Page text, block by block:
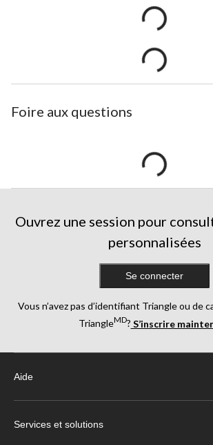
Foire aux questions
Ouvrez une session pour
personnalisées
Se connecter
Vous n’avez pas d’identifiant Triangle ou de
TriangleMD? S’inscrire
Aide
Services et solutions